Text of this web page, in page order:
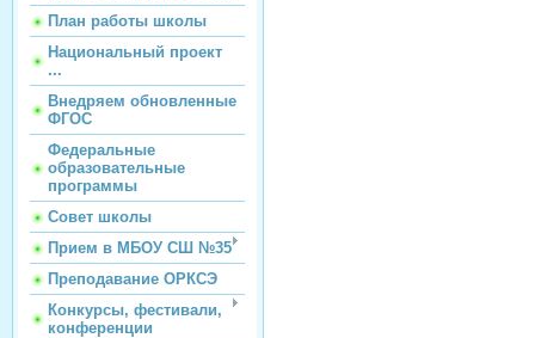
План работы школы
Национальный проект
...
Внедряем обновленные
ФГОС
Федеральные
образовательные
программы
Совет школы
Прием в МБОУ СШ №35
Преподавание ОРКСЭ
Конкурсы, фестивали,
конференции